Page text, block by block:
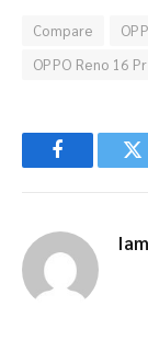
Compare
OPPO Reno 16
Facebook